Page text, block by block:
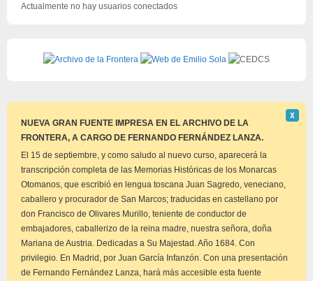
Actualmente no hay usuarios conectados
NUEVA GRAN FUENTE IMPRESA EN EL ARCHIVO DE LA
FRONTERA, A CARGO DE FERNANDO FERNÁNDEZ LANZA.
este
Χ
El 15 de septiembre, y como saludo al nuevo curso, aparecerá la
transcripción completa de las Memorias Históricas de los Monarcas
Otomanos, que escribió en lengua toscana Juan Sagredo, veneciano,
caballero y procurador de San Marcos; traducidas en castellano por
don Francisco de Olivares Murillo, teniente de conductor de
embajadores, caballerizo de la reina madre, nuestra señora, doña
Mariana de Austria. Dedicadas a Su Majestad. Año 1684. Con
privilegio. En Madrid, por Juan García Infanzón. Con una presentación
de Fernando Fernández Lanza, hará más accesible esta fuente